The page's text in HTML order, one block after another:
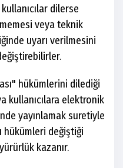
dilerse
veya teknik
uyarı verilmesini
hükümlerini dilediği
kullanıcılara elektronik
yayınlamak suretiyle
hükümleri değiştiği
kazanır.